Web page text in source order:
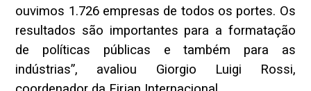
ouvimos 1.726 empresas de todos os portes. Os
resultados são importantes para a formatação
de políticas públicas e também para as
indústrias”, avaliou Giorgio Luigi Rossi,